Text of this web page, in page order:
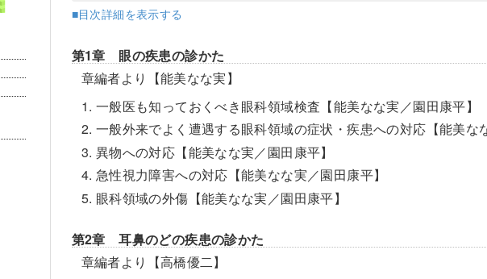
■目次詳細を表示する
第1章 眼の疾患の診かた
章編者より【能美なな実】
1. 一般医も知っておくべき眼科領域検査【能美なな実／園田康平】
2. 一般外来でよく遭遇する眼科領域の症状・疾患への対応【能美な
3. 異物への対応【能美なな実／園田康平】
4. 急性視力障害への対応【能美なな実／園田康平】
5. 眼科領域の外傷【能美なな実／園田康平】
第2章 耳鼻のどの疾患の診かた
章編者より【高橋優二】